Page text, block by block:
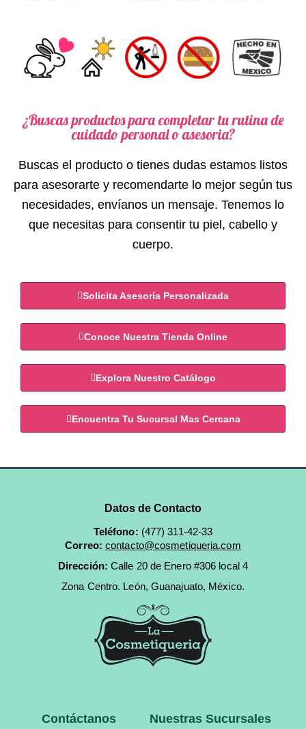
¿Buscas productos para completar tu rutina de
cuidado personal o asesoria?
Buscas el producto o tienes dudas estamos listos
para asesorarte y recomendarte lo mejor según tus
necesidades, envíanos un mensaje. Tenemos lo
que necesitas para consentir tu piel, cabello y
cuerpo.
Solicita Asesoría Personalizada
Conoce Nuestra Tienda Online
Explora Nuestro Catálogo
Encuentra Tu Sucursal Mas Cercana
Datos de Contacto
Teléfono: (477) 311-42-33
Correo: contacto@cosmetiqueria.com
Dirección:Calle 20 de Enero #306 local 4
Zona Centro. León, Guanajuato, México.
Contáctanos Nuestras Sucursales